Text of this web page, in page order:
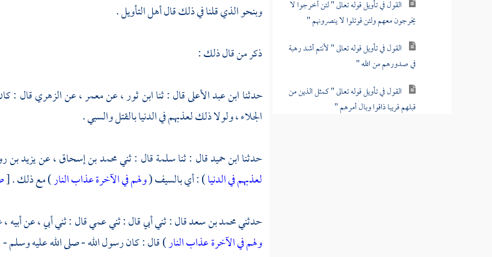
القول في تأويل قوله تعالى " لئن أخرجوا لا
يخرجون معهم ولئن قوتلوا لا ينصرونهم "
القول في تأويل قوله تعالى " لأنتم أشد رهبة
في صدورهم من الله "
القول في تأويل قوله تعالى " كمثل الذين من
قبلهم قريبا ذاقوا وبال أمرهم "
وبنحو الذي قلنا في ذلك قال أهل التأويل .
ذكر من قال ذلك :
حدثناابن عبد الأعلىقال : ثناابن ثور، عنمعمر، عنالزهريقال :
الجلاء ، ولولا ذلك لعذبهم في الدنيا بالقتل والسبي .
حدثناابن حميدقال : ثناسلمةقال : ثنيمحمد بن إسحاق، عنيزيد بن
لعذبهم في الدنيا) : أي بالسيف (ولهم في الآخرة عذاب النار) مع ذلك .[
حدثنيمحمد بن سعدقال : ثني أبي قال : ثني عمي قال : ثني أبي ، عن أبيه
ولهم في الآخرة عذاب النار) قال : كان رسول الله - صلى الله عليه